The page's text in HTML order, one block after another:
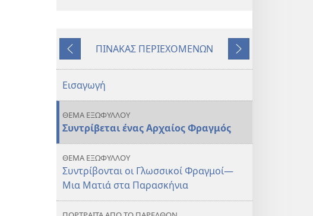
Συντρίβονται
Συντρίβονται
Προηγούμενο
ΠΙΝΑΚΑΣ ΠΕΡΙΕΧΟΜΕΝΩΝ
Επόμενο
Εισαγωγή
ΘΕΜΑ ΕΞΩΦΥΛΛΟΥ
Συντρίβεται ένας Αρχαίος Φραγμός
ΘΕΜΑ ΕΞΩΦΥΛΛΟΥ
Συντρίβονται οι Γλωσσικοί Φραγμοί—
Μια Ματιά στα Παρασκήνια